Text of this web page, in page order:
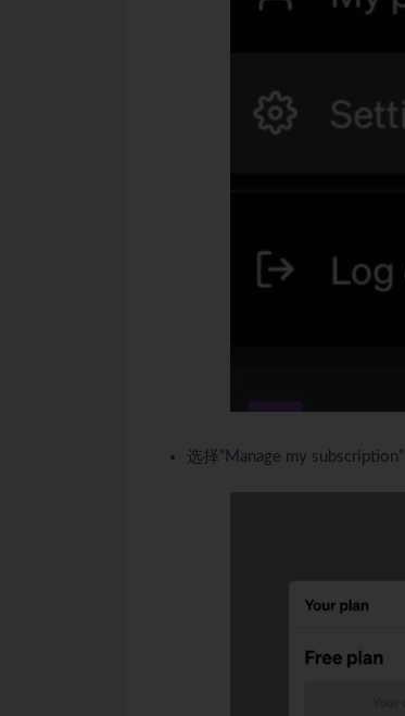
选择“Manage my subscription”